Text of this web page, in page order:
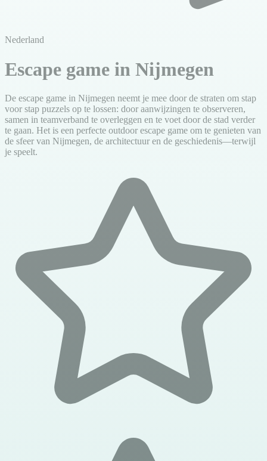
Nederland
Escape game in Nijmegen
De escape game in Nijmegen neemt je mee door de straten om stap
voor stap puzzels op te lossen: door aanwijzingen te observeren,
samen in teamverband te overleggen en te voet door de stad verder
te gaan. Het is een perfecte outdoor escape game om te genieten van
de sfeer van Nijmegen, de architectuur en de geschiedenis—terwijl
je speelt.